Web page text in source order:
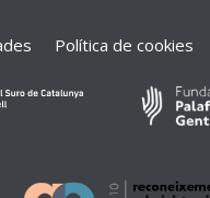
Política de cookies